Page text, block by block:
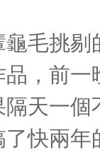
毛挑
，前
天一
快兩